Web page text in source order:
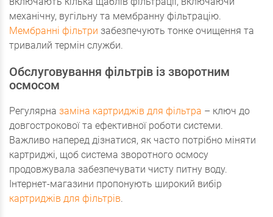
механічну, вугільну та мембранну фільтрацію.
Мембранні фільтри забезпечують тонке очищення та
тривалий термін служби.
Обслуговування фільтрів із зворотним
осмосом
Регулярна заміна картриджів для фільтра – ключ до
довгострокової та ефективної роботи системи.
Важливо наперед дізнатися, як часто потрібно міняти
картриджі, щоб система зворотного осмосу
продовжувала забезпечувати чисту питну воду.
Інтернет-магазини пропонують широкий вибір
картриджів для фільтрів.